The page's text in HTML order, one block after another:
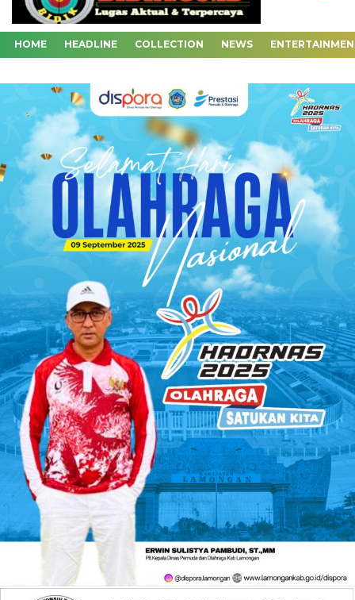
HOME HEADLINE COLLECTION NEWS